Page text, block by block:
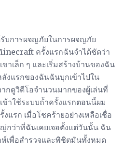
บการผจญภัยในการผจญภัย
ครั้งแรกฉันจำได้ชัดว่า
าเล็ก ๆ และเริ่มสร้างบ้านของฉัน
งแรกของฉันฉันบุกเข้าไปใน
กดูวิดีโอจำนวนมากของผู้เล่นที่
าใช้ระบบถ้ำครั้งแรกตอนนี้ผม
แรก เมื่อโชคร้ายอย่างเหลือเชื่อ
กว่าที่ฉันเคยเจอตั้งแต่วันนั้น ฉัน
เพื่อสำรวจและพิชิตมันทั้งหมด